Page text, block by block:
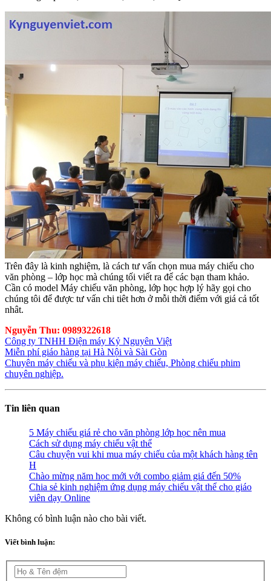
Trên đây là kinh nghiệm, là cách tư vấn chọn mua máy chiếu cho
văn phòng – lớp học mà chúng tối viết ra để các bạn tham khảo.
Cần có model Máy chiếu văn phòng, lớp học hợp lý hãy gọi cho
chúng tôi để được tư vấn chi tiêt hơn ở mỗi thời điểm với giá cả tốt
nhât.
Nguyễn Thu: 0989322618
Công ty TNHH Điện máy Kỷ Nguyên Việt
Miễn phí giáo hàng tại Hà Nội và Sài Gòn
Chuyên máy chiếu và phụ kiện máy chiếu, Phòng chiếu phim
chuyên nghiệp.
Tin liên quan
5 Máy chiếu giá rẻ cho văn phòng lớp học nên mua
Cách sử dụng máy chiếu vật thể
Câu chuyện vui khi mua máy chiếu của một khách hàng tên
H
Chào mừng năm học mới với combo giảm giá đến 50%
Chia sẻ kinh nghiệm ứng dụng máy chiếu vật thể cho giáo
viên dạy Online
Không có bình luận nào cho bài viết.
Viết bình luận: